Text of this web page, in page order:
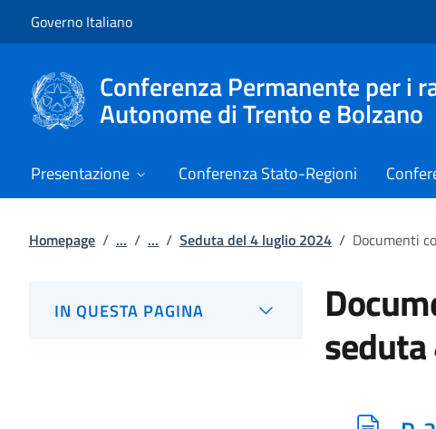
Governo Italiano
Conferenza Permanente per i
Autonome di Trento e Bolzano
Presentazione Conferenza Stato-Regioni
Homepage / ... / ... / Seduta del 4 luglio 2024 / Documenti
IN QUESTA PAGINA